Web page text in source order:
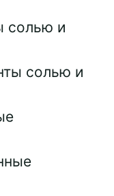
солью и